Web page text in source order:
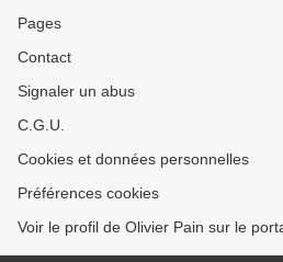
Pages
Contact
Signaler un abus
C.G.U.
Cookies et données personnelles
Préférences cookies
Voir le profil de Olivier Pain sur le